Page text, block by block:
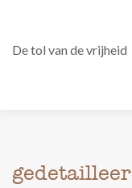
De tol van de vrijheid